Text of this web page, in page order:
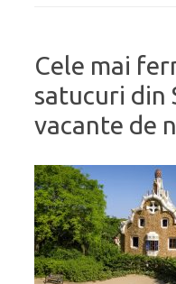
Cele mai
satucuri din
vacante de